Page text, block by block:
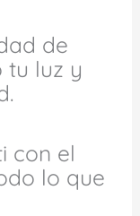
de
tu luz y
con el
lo que